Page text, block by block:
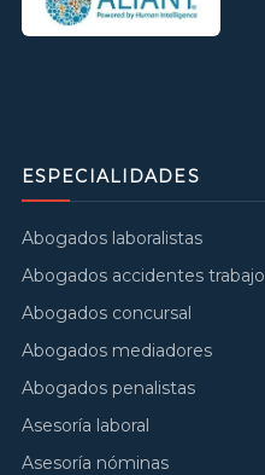
ESPECIALIDADES
Abogados laboralistas
Abogados accidentes trabajo
Abogados concursal
Abogados mediadores
Abogados penalistas
Asesoría laboral
Asesoría nóminas